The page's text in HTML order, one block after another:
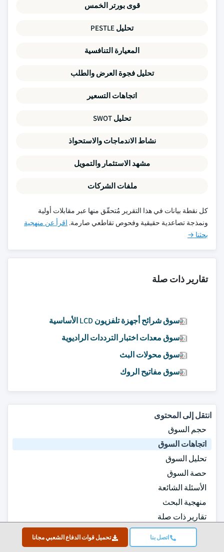
اتصل بنا تحميل قوات الدفاع الشعبي مجانا
قوى بورتر الخمس
تحليل PESTLE
المعيارة التنافسية
تحليل فجوة العرض والطلب
اتجاهات التسعير
تحليل SWOT
نشاط الاندماجات والاستحواذ
مشهد الاستثمار والتمويل
ملفات الشركات
كل نقطة بيانات في هذا التقرير مُتحقّق منها عبر مقابلات أولية
ونمذجة تصاعدية حقيقية وفحوص تقاطعي صارمة. اقرأ عن منهجية
بحثنا →
تقارير ذات صلة
سوق شرائح أجهزة تلفزيون LCD الأساسية
سوق معدات اختبار الترددات الراديوية
سوق محولات البث
سوق مفاتيح الروك
انتقل إلى المحتوى
حجم السوق
اتجاهات السوق
تحليل السوق
حصة السوق
الأسئلة الشائعة
منهجية البحث
تقارير ذات صلة
تحميل قوات الدفاع الشعبي مجانا